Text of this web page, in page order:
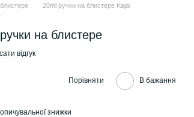
20ml ручки на блистере Kajal
на блистере
відгук
Порівняти В бажання
знижки